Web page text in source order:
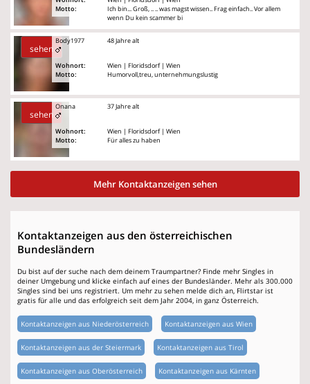
Motto:
Ich bin... Groß, .. .. was magst wissen.. Frag einfach.. Vor allem
wenn Du kein scammer bi
sehen
Body1977
Wohnort:
Motto:
48 Jahre alt
Wien | Floridsdorf | Wien
Humorvoll,treu, unternehmungslustig
sehen
Onana
Wohnort:
Motto:
37 Jahre alt
Wien | Floridsdorf | Wien
Für alles zu haben
Mehr Kontaktanzeigen sehen
Kontaktanzeigen aus den österreichischen
Bundesländern
Du bist auf der suche nach dem deinem Traumpartner? Finde mehr Singles in
deiner Umgebung und klicke einfach auf eines der Bundesländer. Mehr als 300.000
Singles sind bei uns registriert. Um mehr zu sehen melde dich an, Flirtstar ist
gratis für alle und das erfolgreich seit dem Jahr 2004, in ganz Österreich.
Kontaktanzeigen aus Niederösterreich Kontaktanzeigen aus Wien
Kontaktanzeigen aus der Steiermark Kontaktanzeigen aus Tirol
Kontaktanzeigen aus Oberösterreich Kontaktanzeigen aus Kärnten